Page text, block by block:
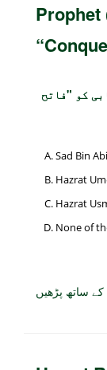
Prophet
کو "فاتح
Sad Bin
Hazrat
Hazrat
None of
ساتھ پڑھیں